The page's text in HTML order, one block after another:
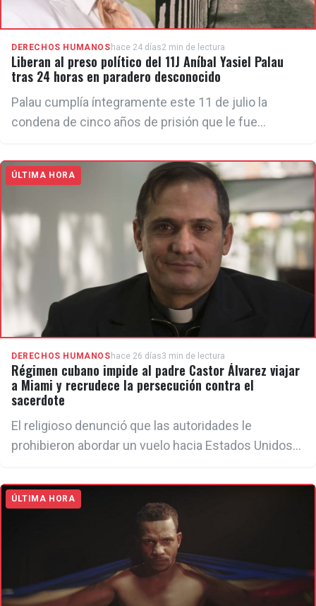
DERECHOS HUMANOS hace 24 días2 min de lectura
Liberan al preso político del 11J Aníbal Yasiel Palau
tras 24 horas en paradero desconocido
Palau cumplía íntegramente este 11 de julio la
condena de cinco años de prisión que le fue
antigubernamentales en el municipio de Güines,
Mayabeque.
ÚLTIMA HORA
DERECHOS HUMANOS hace 26 días3 min de lectura
Régimen cubano impide al padre Castor Álvarez viajar
a Miami y recrudece la persecución contra el
sacerdote
El religioso denunció que las autoridades le
prohibieron abordar un vuelo hacia Estados Unidos
serie de acciones represivas en su contra, entre
ellas la prohibición de visitar presos políticos,
interrogatorios de la Seguridad del Estado y
vigilancia constante por su labor pastoral y defensa
de los derechos humanos.
ÚLTIMA HORA